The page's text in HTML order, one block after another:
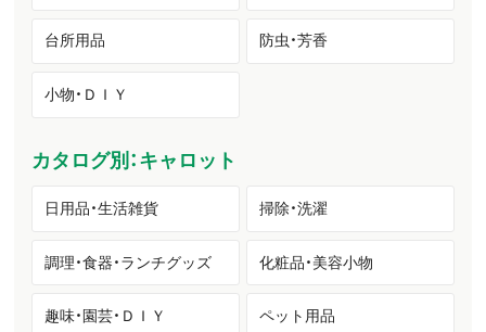
台所用品 防虫・芳香
小物・ＤＩＹ
カタログ別：キャロット
日用品・生活雑貨 掃除・洗濯
調理・食器・ランチグッズ 化粧品・美容小物
趣味・園芸・ＤＩＹ ペット用品